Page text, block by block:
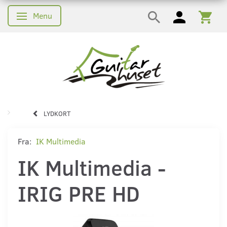
Skifte navigation
Menu
LYDKORT
Fra: IK Multimedia
IK Multimedia -
IRIG PRE HD